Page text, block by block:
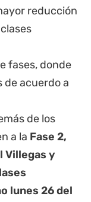
reducción
fases, donde
de acuerdo a
de los
a la Fase 2,
Villegas y
lunes 26 del